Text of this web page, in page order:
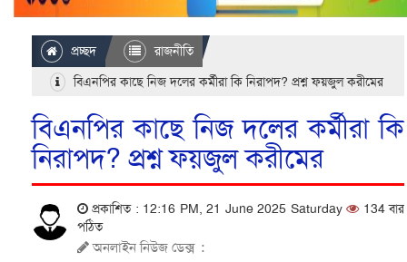
প্রচ্ছদ
রাজনীতি
বিএনপির কাছে নিজ দলের কর্মীরা কি নিরাপদ? প্রশ্ন ফয়জুল করীমের
বিএনপির কাছে নিজ দলের কর্মীরা কি
নিরাপদ? প্রশ্ন ফয়জুল করীমের
প্রকাশিত : 12:16 PM, 21 June 2025 Saturday
134 বার
পঠিত
অনলাইন নিউজ ডেক্স :